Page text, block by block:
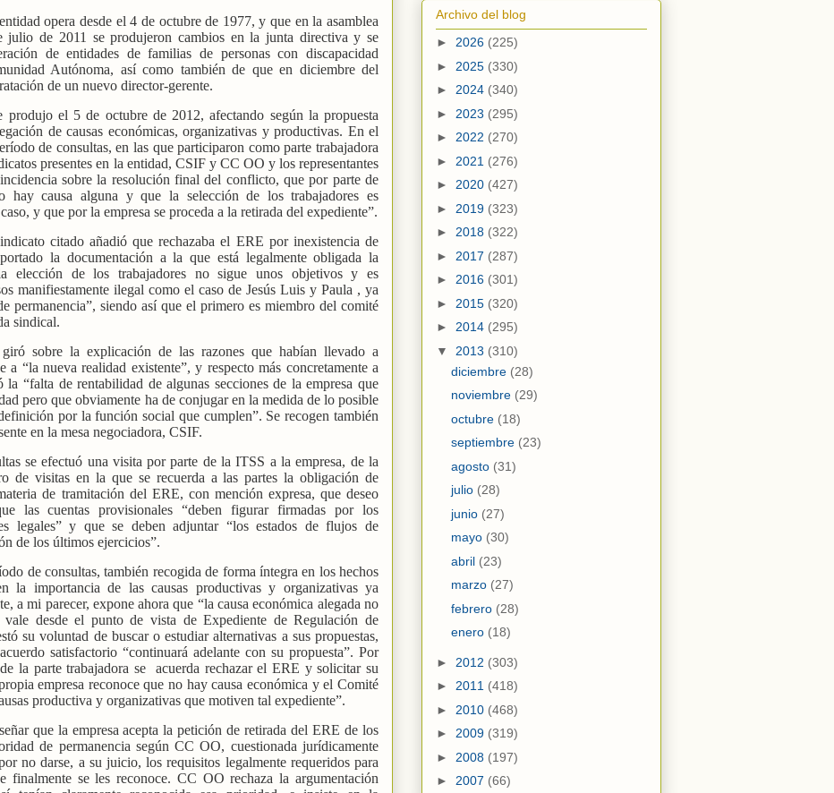
opera desde el 4 de octubre de 1977, y que en la asamblea
julio de 2011 se produjeron cambios en la junta directiva y se
de entidades de familias de personas con discapacidad
Autónoma, así como también de que en diciembre del
de un nuevo director-gerente.
el 5 de octubre de 2012, afectando según la propuesta
de causas económicas, organizativas y productivas. En el
de consultas, en las que participaron como parte trabajadora
presentes en la entidad, CSIF y CC OO y los representantes
sobre la resolución final del conflicto, que por parte de
hay causa alguna y que la selección de los trabajadores es
y que por la empresa se proceda a la retirada del expediente”.
citado añadió que rechazaba el ERE por inexistencia de
la documentación a la que está legalmente obligada la
elección de los trabajadores no sigue unos objetivos y es
manifiestamente ilegal como el caso de Jesús Luis y Paula , ya
permanencia”, siendo así que el primero es miembro del comité
sindical.
giró sobre la explicación de las razones que habían llevado a
a “la nueva realidad existente”, y respecto más concretamente a
la “falta de rentabilidad de algunas secciones de la empresa que
pero que obviamente ha de conjugar en la medida de lo posible
por la función social que cumplen”. Se recogen también
en la mesa negociadora, CSIF.
se efectuó una visita por parte de la ITSS a la empresa, de la
de visitas en la que se recuerda a las partes la obligación de
de tramitación del ERE, con mención expresa, que deseo
las cuentas provisionales “deben figurar firmadas por los
legales” y que se deben adjuntar “los estados de flujos de
de los últimos ejercicios”.
de consultas, también recogida de forma íntegra en los hechos
la importancia de las causas productivas y organizativas ya
a mi parecer, expone ahora que “la causa económica alegada no
desde el punto de vista de Expediente de Regulación de
su voluntad de buscar o estudiar alternativas a sus propuestas,
satisfactorio “continuará adelante con su propuesta”. Por
la parte trabajadora se
acuerda rechazar el ERE y solicitar su
empresa reconoce que no hay causa económica y el Comité
productiva y organizativas que motiven tal expediente”.
que la empresa acepta la petición de retirada del ERE de los
de permanencia según CC OO, cuestionada jurídicamente
no darse, a su juicio, los requisitos legalmente requeridos para
finalmente se les reconoce. CC OO rechaza la argumentación
Archivo del blog
► 2026 (225)
► 2025 (330)
► 2024 (340)
► 2023 (295)
► 2022 (270)
► 2021 (276)
► 2020 (427)
► 2019 (323)
► 2018 (322)
► 2017 (287)
► 2016 (301)
► 2015 (320)
► 2014 (295)
▼ 2013 (310)
diciembre (28)
noviembre (29)
octubre (18)
septiembre (23)
agosto (31)
julio (28)
junio (27)
mayo (30)
abril (23)
marzo (27)
febrero (28)
enero (18)
► 2012 (303)
► 2011 (418)
► 2010 (468)
► 2009 (319)
► 2008 (197)
► 2007 (66)